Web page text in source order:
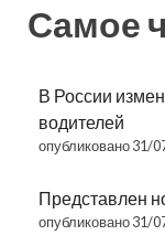
Самое
В России
водителей
опубликовано 31/
Представлен
опубликовано 31/